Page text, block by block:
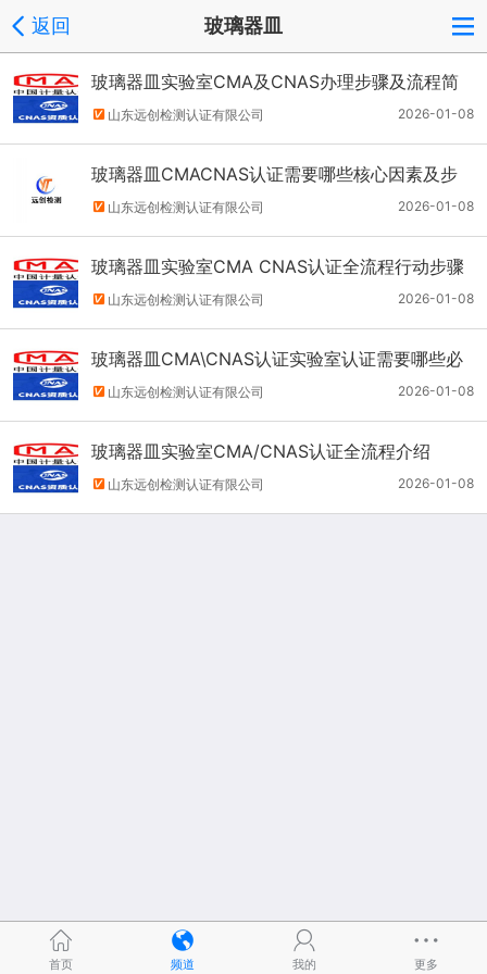
返回 玻璃器皿
玻璃器皿实验室CMA及CNAS办理步骤及流程简
单说说
2026-01-08
山东远创检测认证有限公司
玻璃器皿CMACNAS认证需要哪些核心因素及步
骤
2026-01-08
山东远创检测认证有限公司
玻璃器皿实验室CMA CNAS认证全流程行动步骤
分解
2026-01-08
山东远创检测认证有限公司
玻璃器皿CMA\CNAS认证实验室认证需要哪些必
要条件？
2026-01-08
山东远创检测认证有限公司
玻璃器皿实验室CMA/CNAS认证全流程介绍
2026-01-08
山东远创检测认证有限公司
首页 频道 我的 更多